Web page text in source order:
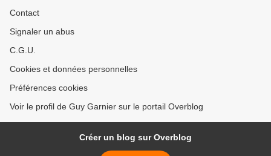
Contact
Signaler un abus
C.G.U.
Cookies et données personnelles
Préférences cookies
Voir le profil de Guy Garnier sur le portail Overblog
Créer un blog sur Overblog